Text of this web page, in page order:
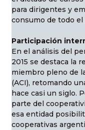
para dirigentes y
consumo de todo el
Participación
En el análisis del
2015 se destaca la
miembro pleno de
(ACI), retomando
hace casi un siglo.
parte del
esa entidad
cooperativas